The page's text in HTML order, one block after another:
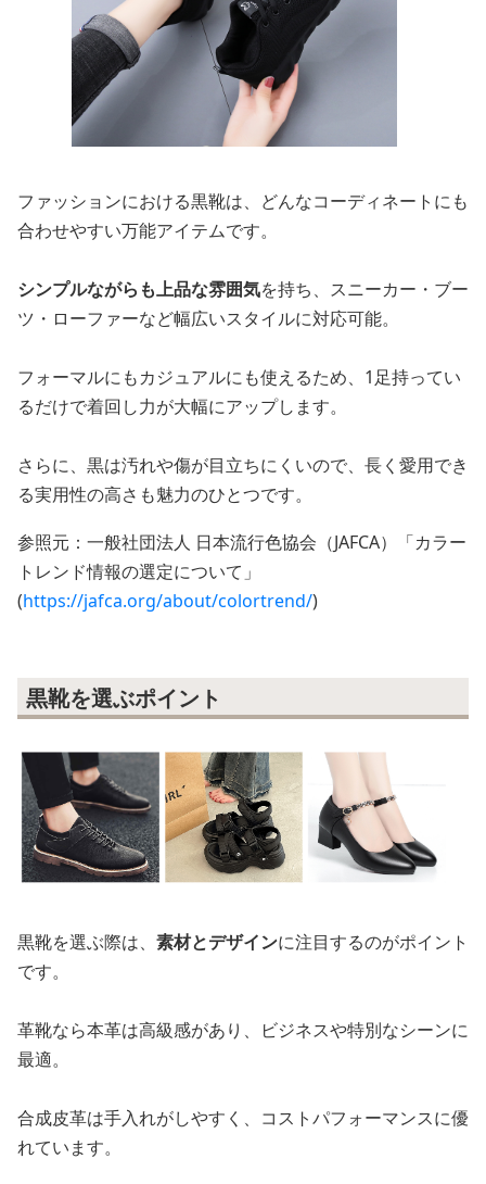
ファッションにおける黒靴は、どんなコーディネートにも
合わせやすい万能アイテムです。
シンプルながらも上品な雰囲気を持ち、スニーカー・ブー
ツ・ローファーなど幅広いスタイルに対応可能。
フォーマルにもカジュアルにも使えるため、1足持ってい
るだけで着回し力が大幅にアップします。
さらに、黒は汚れや傷が目立ちにくいので、長く愛用でき
る実用性の高さも魅力のひとつです。
参照元：一般社団法人 日本流行色協会（JAFCA）「カラー
トレンド情報の選定について」
(https://jafca.org/about/colortrend/)
黒靴を選ぶポイント
黒靴を選ぶ際は、 素材とデザインに注目するのがポイント
です。
革靴なら本革は高級感があり、ビジネスや特別なシーンに
最適。
合成皮革は手入れがしやすく、コストパフォーマンスに優
れています。